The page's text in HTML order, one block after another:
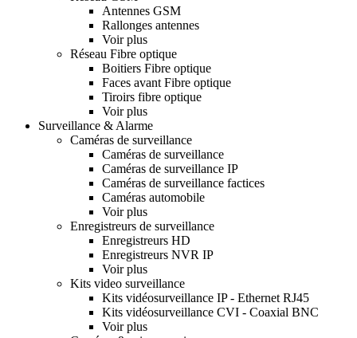
Antennes GSM
Rallonges antennes
Voir plus
Réseau Fibre optique
Boitiers Fibre optique
Faces avant Fibre optique
Tiroirs fibre optique
Voir plus
Surveillance & Alarme
Caméras de surveillance
Caméras de surveillance
Caméras de surveillance IP
Caméras de surveillance factices
Caméras automobile
Voir plus
Enregistreurs de surveillance
Enregistreurs HD
Enregistreurs NVR IP
Voir plus
Kits video surveillance
Kits vidéosurveillance IP - Ethernet RJ45
Kits vidéosurveillance CVI - Coaxial BNC
Voir plus